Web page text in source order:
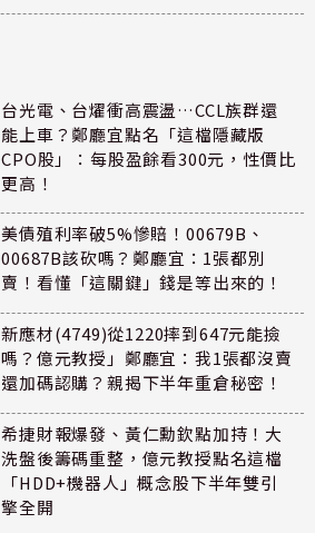
台光電、台燿衝高震盪…CCL族群還
能上車？鄭廳宜點名「這檔隱藏版
CPO股」：每股盈餘看300元，性價比
更高！
美債殖利率破5%慘賠！00679B、
00687B該砍嗎？鄭廳宜：1張都別
賣！看懂「這關鍵」錢是等出來的！
新應材(4749)從1220摔到647元能撿
嗎？億元教授」鄭廳宜：我1張都沒賣
還加碼認購？親揭下半年重倉秘密！
希捷財報爆發、黃仁勳欽點加持！大
洗盤後籌碼重整，億元教授點名這檔
「HDD+機器人」概念股下半年雙引
擎全開